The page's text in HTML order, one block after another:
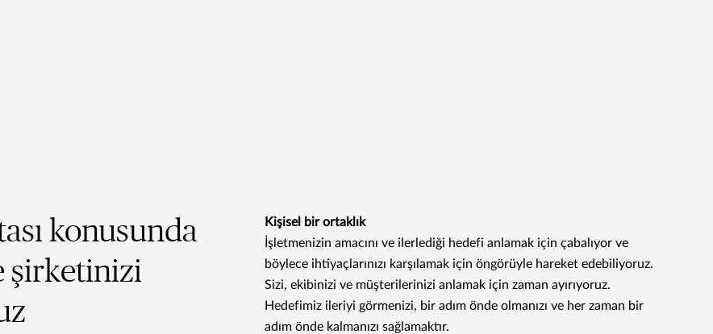
konusunda
şirketinizi
Kişisel bir ortaklık
İşletmenizin amacını ve ilerlediği hedefi anlamak için çabalıyor ve
böylece ihtiyaçlarınızı karşılamak için öngörüyle hareket edebiliyoruz.
Sizi, ekibinizi ve müşterilerinizi anlamak için zaman ayırıyoruz.
Hedefimiz ileriyi görmenizi, bir adım önde olmanızı ve her zaman bir
adım önde kalmanızı sağlamaktır.